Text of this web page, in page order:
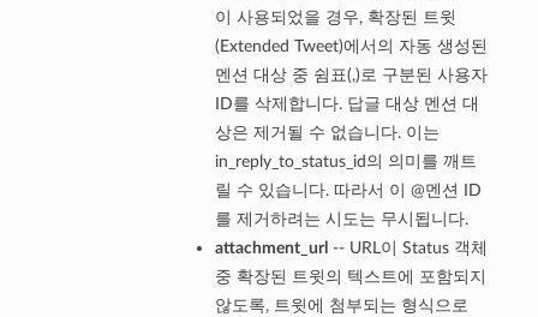
이 사용되었을 경우, 확장된 트윗
(Extended Tweet)에서의 자동 생성된
멘션 대상 중 쉼표(,)로 구분된 사용자
ID를 삭제합니다. 답글 대상 멘션 대
상은 제거될 수 없습니다. 이는
in_reply_to_status_id의 의미를 깨트
릴 수 있습니다. 따라서 이 @멘션 ID
를 제거하려는 시도는 무시됩니다.
attachment_url -- URL이 Status 객체
중 확장된 트윗의 텍스트에 포함되지
않도록, 트윗에 첨부되는 형식으로